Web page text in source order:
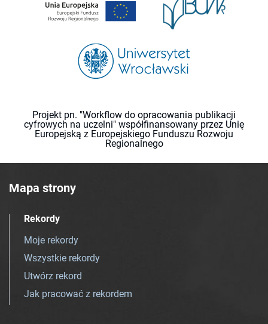
Projekt pn. "Workflow do opracowania publikacji
cyfrowych na uczelni" współfinansowany przez Unię
Europejską z Europejskiego Funduszu Rozwoju
Regionalnego
Mapa strony
Rekordy
Moje rekordy
Wszystkie rekordy
Utwórz rekord
Jak pracować z rekordem